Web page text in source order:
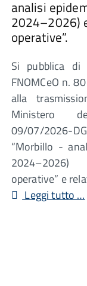
analisi
2024–2026)
operative”.
Si pubblica di
FNOMCeO n.
alla
Ministero
09/07/2026-
“Morbillo -
operative” e
Leggi tutto …